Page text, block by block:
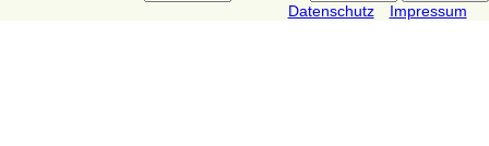
Datenschutz
Impressum